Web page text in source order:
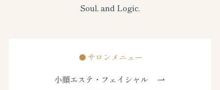
Soul, and Logic.
サロンメニュー
小顔エステ・フェイシャル